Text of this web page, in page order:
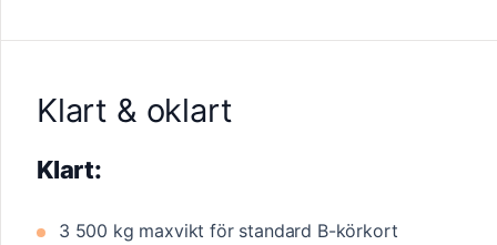
Klart & oklart
Klart:
3 500 kg maxvikt för standard B-körkort